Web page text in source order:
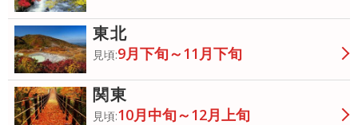
東北
見頃:9月下旬～11月下旬
関東
見頃:10月中旬～12月上旬